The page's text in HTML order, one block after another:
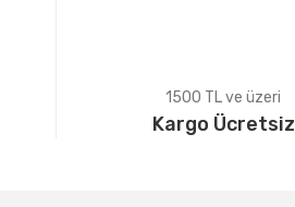
1500 TL ve üzeri
Kargo Ücretsiz